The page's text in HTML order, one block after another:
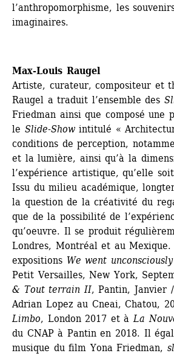
l’anthropomorphisme, les
imaginaires.
Max-Louis Raugel
Artiste, curateur, compositeur et
Raugel a traduit l’ensemble des
Friedman ainsi que composé une
le Slide-Showintitulé «
conditions de perception,
et la lumière, ainsi qu’à la
l’expérience artistique, qu’elle
Issu du milieu académique,
la question de la créativité du
que de la possibilité de
qu’oeuvre. Il se produit
Londres, Montréal et au
expositions We went
Petit Versailles, New York,
& Tout terrain II, Pantin, Janvier
Adrian Lopez au Cneai, Chatou,
Limbo, London 2017 et à La
du CNAP à Pantin en 2018. Il
musique du film Yona Friedman,